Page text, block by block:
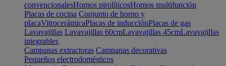
convencionalesHornos pirolíticosHornos multifunción
Placas de cocina Conjunto de horno y
placaVitrocerámicaPlacas de inducciónPlacas de gas
Lavavajillas Lavavajillas 60cmLavavajillas 45cmLavavajillas
integrables
Campanas extractoras Campanas decorativas
Pequeños electrodomésticos